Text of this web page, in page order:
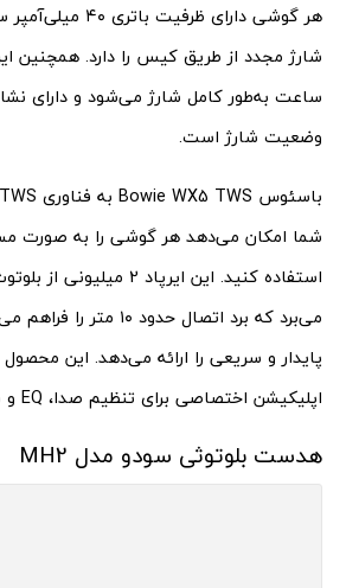
هر گوشی دارای
وضعیت شارژ است.
شما امکان می‌دهد هر گوشی را به صورت
می‌برد که برد اتصال حدود
پایدار و سریعی را ارائه می‌دهد. این
اپلیکیشن اختصاصی برای تنظیم صدا، EQ و مدیریت باتری است.
هدست بلوتوثی سودو مدل MH2